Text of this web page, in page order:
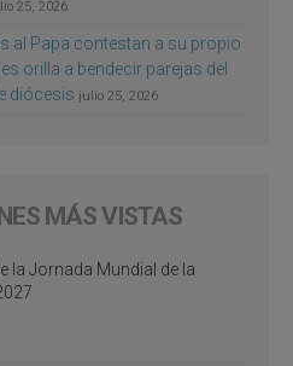
25, 2026
al Papa contestan a su propio
orilla a bendecir parejas del
diócesis julio 25, 2026
MÁS VISTAS
la Jornada Mundial de la